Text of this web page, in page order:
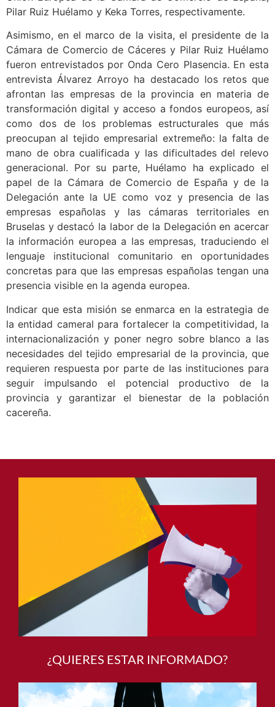
Pilar Ruiz Huélamo y Keka Torres, respectivamente.
Asimismo, en el marco de la visita, el presidente de la
Cámara de Comercio de Cáceres y Pilar Ruiz Huélamo
fueron entrevistados por Onda Cero Plasencia. En esta
entrevista Álvarez Arroyo ha destacado los retos que
afrontan las empresas de la provincia en materia de
transformación digital y acceso a fondos europeos, así
como dos de los problemas estructurales que más
preocupan al tejido empresarial extremeño: la falta de
mano de obra cualificada y las dificultades del relevo
generacional. Por su parte, Huélamo ha explicado el
papel de la Cámara de Comercio de España y de la
Delegación ante la UE como voz y presencia de las
empresas españolas y las cámaras territoriales en
Bruselas y destacó la labor de la Delegación en acercar
la información europea a las empresas, traduciendo el
lenguaje institucional comunitario en oportunidades
concretas para que las empresas españolas tengan una
presencia visible en la agenda europea.
Indicar que esta misión se enmarca en la estrategia de
la entidad cameral para fortalecer la competitividad, la
internacionalización y poner negro sobre blanco a las
necesidades del tejido empresarial de la provincia, que
requieren respuesta por parte de las instituciones para
seguir impulsando el potencial productivo de la
provincia y garantizar el bienestar de la población
cacereña.
¿QUIERES ESTAR INFORMADO?